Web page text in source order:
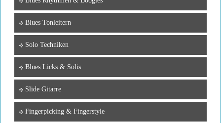
Blues Tonleitern
Solo Techniken
Blues Licks & Solis
Slide Gitarre
Fingerpicking & Fingerstyle